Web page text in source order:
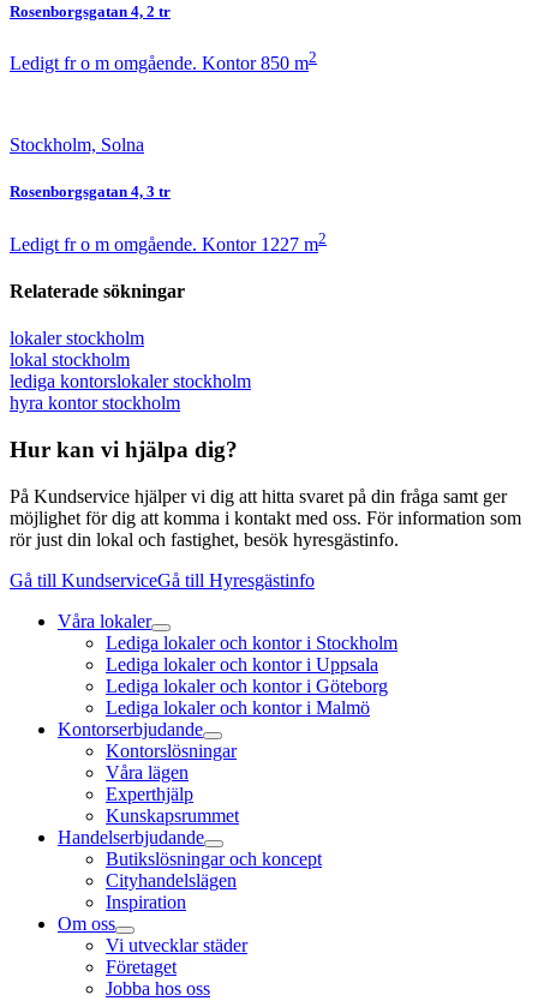
Rosenborgsgatan 4, 2 tr
Ledigt fr o m omgående. Kontor850 m2
Stockholm, Solna
Rosenborgsgatan 4, 3 tr
Ledigt fr o m omgående. Kontor 1227 m2
Relaterade sökningar
lokaler stockholm
lokal stockholm
lediga kontorslokaler stockholm
hyra kontor stockholm
Hur kan vi hjälpa dig?
På Kundservice hjälper vi dig att hitta svaret på din fråga samt ger
möjlighet för dig att komma i kontakt med oss. För information som
rör just din lokal och fastighet, besök hyresgästinfo.
Gå till KundserviceGå till Hyresgästinfo
Våra lokaler
Lediga lokaler och kontor i Stockholm
Lediga lokaler och kontor i Uppsala
Lediga lokaler och kontor i Göteborg
Lediga lokaler och kontor i Malmö
Kontorserbjudande
Kontorslösningar
Våra lägen
Experthjälp
Kunskapsrummet
Handelserbjudande
Butikslösningar och koncept
Cityhandelslägen
Inspiration
Om oss
Vi utvecklar städer
Företaget
Jobba hos oss